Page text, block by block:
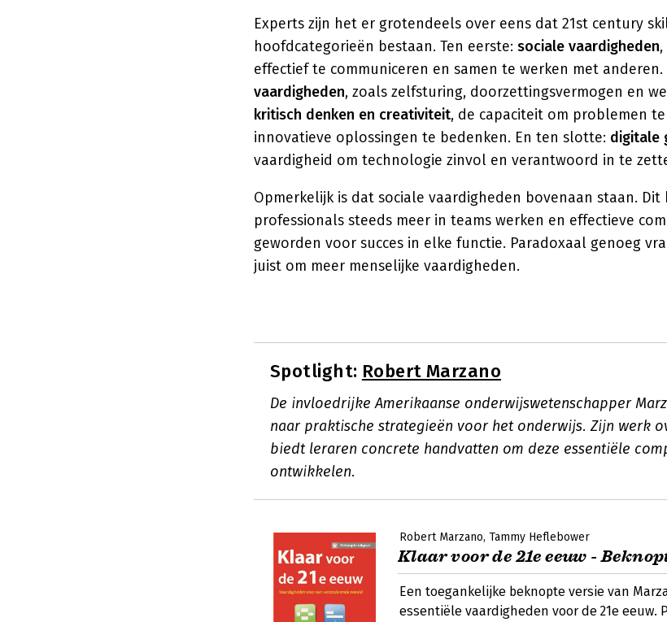
Experts zijn het er grotendeels over eens dat 21st century
hoofdcategorieën bestaan. Ten eerste: sociale vaardigheden
effectief te communiceren en samen te werken met anderen.
vaardigheden, zoals zelfsturing, doorzettingsvermogen en
kritisch denken en creativiteit, de capaciteit om problemen
innovatieve oplossingen te bedenken. En ten slotte: digitale
vaardigheid om technologie zinvol en verantwoord in te
Opmerkelijk is dat sociale vaardigheden bovenaan staan.
professionals steeds meer in teams werken en effectieve
geworden voor succes in elke functie. Paradoxaal genoeg
juist om meer menselijke vaardigheden.
Spotlight: Robert Marzano
De invloedrijke Amerikaanse onderwijswetenschapper
naar praktische strategieën voor het onderwijs. Zijn werk
biedt leraren concrete handvatten om deze essentiële
ontwikkelen.
Robert Marzano Tammy Heflebower
Klaar voor de 21e eeuw -
Een toegankelijke beknopte versie van
essentiële vaardigheden voor de 21e eeuw.